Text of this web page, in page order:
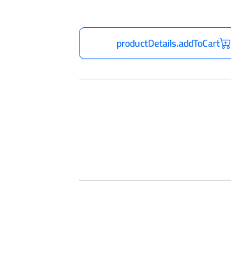
productDetails.addToCart